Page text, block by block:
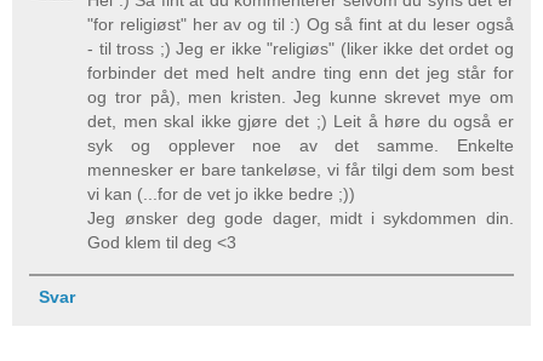
"for religiøst" her av og til :) Og så fint at du leser også
- til tross ;) Jeg er ikke "religiøs" (liker ikke det ordet og
forbinder det med helt andre ting enn det jeg står for
og tror på), men kristen. Jeg kunne skrevet mye om
det, men skal ikke gjøre det ;) Leit å høre du også er
syk og opplever noe av det samme. Enkelte
mennesker er bare tankeløse, vi får tilgi dem som best
vi kan (...for de vet jo ikke bedre ;))
Jeg ønsker deg gode dager, midt i sykdommen din.
God klem til deg <3
Svar